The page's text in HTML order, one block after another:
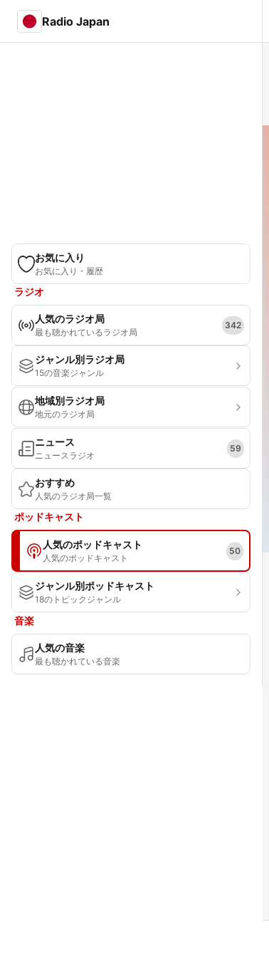
Radio Japan
お気に入り
お気に入り・履歴
ラジオ
人気のラジオ局
最も聴かれているラジオ局
342
ジャンル別ラジオ局
15の音楽ジャンル
地域別ラジオ局
地元のラジオ局
ニュース
ニュースラジオ
59
おすすめ
人気のラジオ局一覧
ポッドキャスト
人気のポッドキャスト
人気のポッドキャスト
50
ジャンル別ポッドキャスト
18のトピックジャンル
音楽
人気の音楽
最も聴かれている音楽